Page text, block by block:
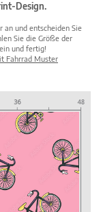
Design.
an und entscheiden Sie
Sie die Größe der
und fertig!
Fahrrad Muster